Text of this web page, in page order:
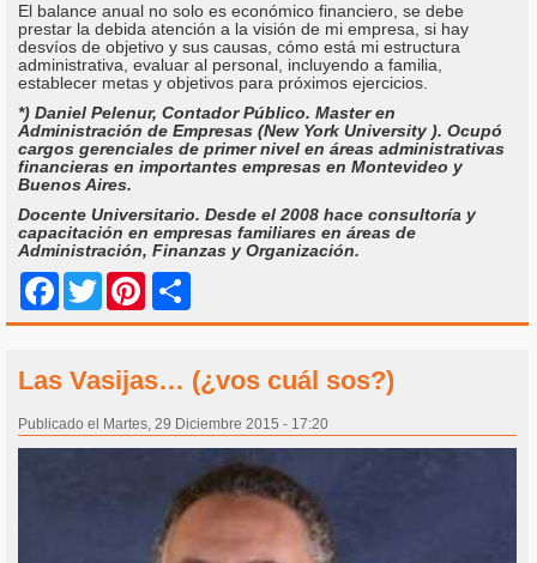
El balance anual no solo es económico financiero, se debe
prestar la debida atención a la visión de mi empresa, si hay
desvíos de objetivo y sus causas, cómo está mi estructura
administrativa, evaluar al personal, incluyendo a familia,
establecer metas y objetivos para próximos ejercicios.
*) Daniel Pelenur, Contador Público. Master en
Administración de Empresas (New York University ). Ocupó
cargos gerenciales de primer nivel en áreas administrativas
financieras en importantes empresas en Montevideo y
Buenos Aires.
Docente Universitario. Desde el 2008 hace consultoría y
capacitación en empresas familiares en áreas de
Administración, Finanzas y Organización.
Facebook
Twitter Pinterest
Las Vasijas… (¿vos cuál sos?)
Publicado el Martes, 29 Diciembre 2015 - 17:20